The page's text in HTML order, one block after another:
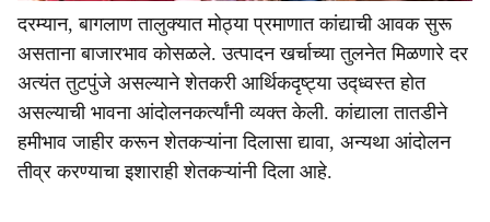
दरम्यान, बागलाण तालुक्यात मोठ्या प्रमाणात कांद्याची आवक सुरू
असताना बाजारभाव कोसळले. उत्पादन खर्चाच्या तुलनेत मिळणारे दर
अत्यंत तुटपुंजे असल्याने शेतकरी आर्थिकदृष्ट्या उद्ध्वस्त होत
असल्याची भावना आंदोलनकर्त्यांनी व्यक्त केली. कांद्याला तातडीने
हमीभाव जाहीर करून शेतकऱ्यांना दिलासा द्यावा, अन्यथा आंदोलन
तीव्र करण्याचा इशाराही शेतकऱ्यांनी दिला आहे.